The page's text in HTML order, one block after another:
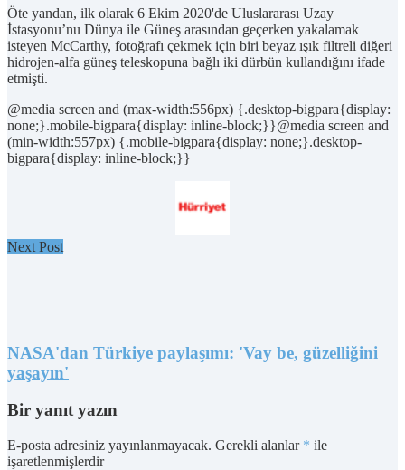
Öte yandan, ilk olarak 6 Ekim 2020'de Uluslararası Uzay
İstasyonu’nu Dünya ile Güneş arasından geçerken yakalamak
isteyen McCarthy, fotoğrafı çekmek için biri beyaz ışık filtreli diğeri
hidrojen-alfa güneş teleskopuna bağlı iki dürbün kullandığını ifade
etmişti.
@media screen and (max-width:556px) {.desktop-bigpara{display:
none;}.mobile-bigpara{display: inline-block;}}@media screen and
(min-width:557px) {.mobile-bigpara{display: none;}.desktop-
bigpara{display: inline-block;}}
Next Post
NASA'dan Türkiye paylaşımı: 'Vay be, güzelliğini
yaşayın'
Bir yanıt yazın
E-posta adresiniz yayınlanmayacak. Gerekli alanlar * ile
işaretlenmişlerdir